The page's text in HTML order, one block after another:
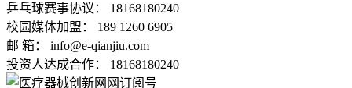
乒乓球赛事协议： 18168180240
校园媒体加盟： 189 1260 6905
邮 箱： info@e-qianjiu.com
投资人达成合作： 18168180240